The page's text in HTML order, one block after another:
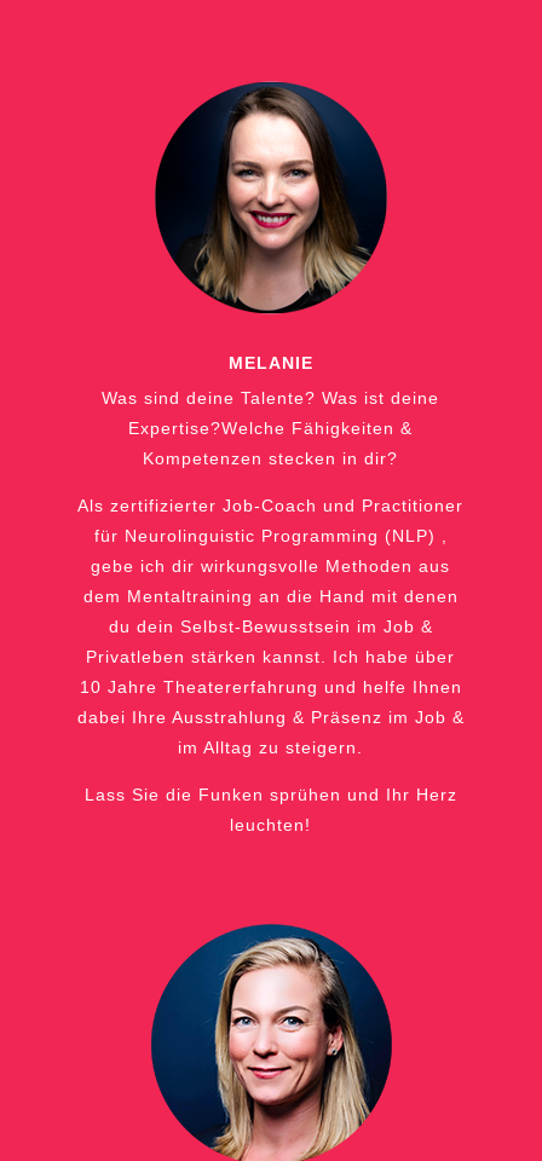
MELANIE
Was sind deine Talente? Was ist deine
Expertise?Welche Fähigkeiten &
Kompetenzen stecken in dir?
Als zertifizierter Job-Coach und Practitioner
für Neurolinguistic Programming (NLP) ,
gebe ich dir wirkungsvolle Methoden aus
dem Mentaltraining an die Hand mit denen
du dein Selbst-Bewusstsein im Job &
Privatleben stärken kannst. Ich habe über
10 Jahre Theatererfahrung und helfe Ihnen
dabei Ihre Ausstrahlung & Präsenz im Job &
im Alltag zu steigern.
Lass Sie die Funken sprühen und Ihr Herz
leuchten!